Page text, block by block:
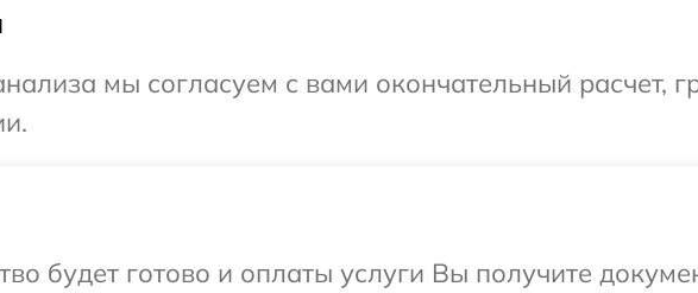
мы согласуем с вами окончательный расчет,
будет готово и оплаты услуги Вы получите